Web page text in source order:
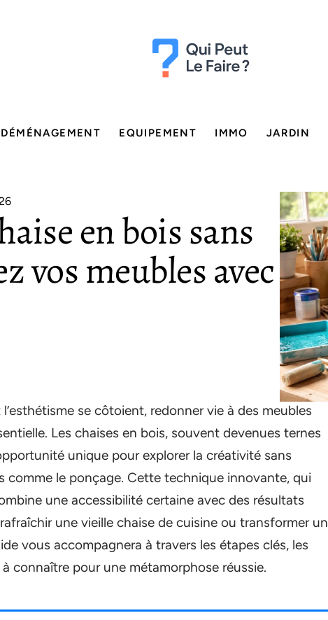
DÉMÉNAGEMENT EQUIPEMENT IMMO JARDIN
en bois sans
vos meubles avec
se côtoient, redonner vie à des meubles
Les chaises en bois, souvent devenues ternes
unique pour explorer la créativité sans
comme le ponçage. Cette technique innovante, qui
une accessibilité certaine avec des résultats
une vieille chaise de cuisine ou transformer un
vous accompagnera à travers les étapes clés, les
connaître pour une métamorphose réussie.